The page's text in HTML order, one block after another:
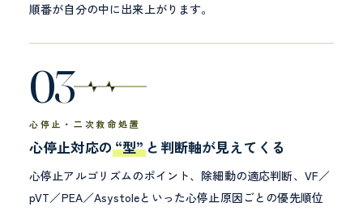
順番が自分の中に出来上がります。
03
心停止・二次救命処置
心停止対応の“型” と判断軸が見えてくる
心停止アルゴリズムのポイント、除細動の適応判断、VF／
pVT／PEA／Asystoleといった心停止原因ごとの優先順位